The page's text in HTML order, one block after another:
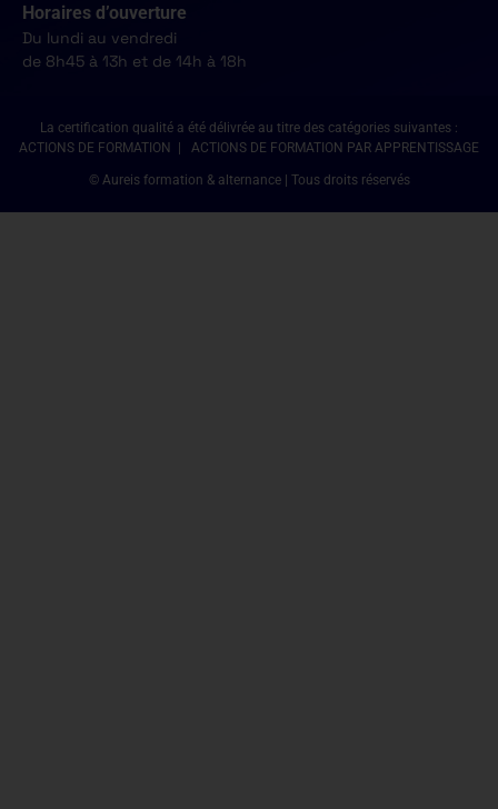
Horaires d’ouverture
Du lundi au vendredi
de 8h45 à 13h et de 14h à 18h
La certification qualité a été délivrée au titre des catégories suivantes :
ACTIONS DE FORMATION | ACTIONS DE FORMATION PAR APPRENTISSAGE
© Aureis formation & alternance | Tous droits réservés